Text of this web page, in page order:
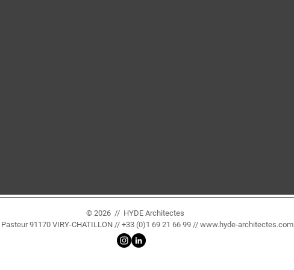
© 2026 // HYDE Architectes
Pasteur 91170 VIRY-CHATILLON // +33 (0)1 69 21 66 99 // www.hyde-architectes.com